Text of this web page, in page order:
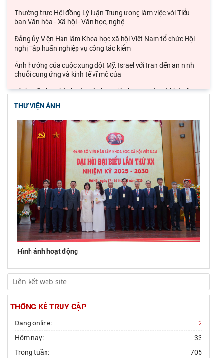
Thường trực Hội đồng Lý luận Trung ương làm việc với Tiểu
ban Văn hóa - Xã hội - Văn học, nghệ
Đảng ủy Viện Hàn lâm Khoa học xã hội Việt Nam tổ chức Hội
nghị Tập huấn nghiệp vụ công tác kiểm
Ảnh hưởng của cuộc xung đột Mỹ, Israel với Iran đến an ninh
chuỗi cung ứng và kinh tế vĩ mô của
Lý thuyết thực hành của các học giả phương Tây và khả năng
ứng dụng vào phát triển du lịch cộng
thực tế tại thành phố Hồ Chí Minh
Hội thảo khoa học quốc gia “Danh nhân văn hóa Lê Quý Đôn -
Di sản và giá trị thời đại”
THƯ VIỆN ẢNH
Hình ảnh hoạt động
THỐNG KÊ TRUY CẬP
Đang online:
2
Hôm nay:
33
Trong tuần:
705